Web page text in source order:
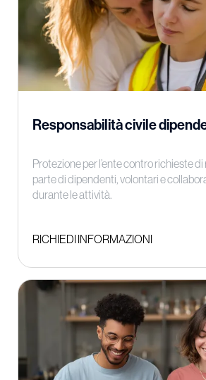
Responsabilità civile
Protezione per l’ente contro richieste
parte di dipendenti, volontari e
durante le attività.
RICHIEDI INFORMAZIONI